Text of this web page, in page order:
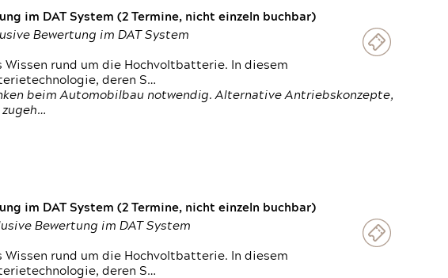
im DAT System (2 Termine, nicht einzeln buchbar)
Bewertung im DAT System
Wissen rund um die Hochvoltbatterie. In diesem
deren S…
beim Automobilbau notwendig. Alternative Antriebskonzepte,
im DAT System (2 Termine, nicht einzeln buchbar)
Bewertung im DAT System
Wissen rund um die Hochvoltbatterie. In diesem
deren S…